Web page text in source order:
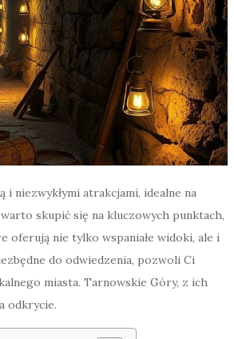
niezwykłymi atrakcjami, idealne na
skupić się na kluczowych punktach,
oferują nie tylko wspaniałe widoki, ale i
do odwiedzenia, pozwoli Ci
miasta. Tarnowskie Góry, z ich
odkrycie.